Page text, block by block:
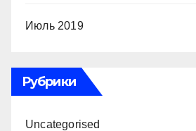
Июль 2019
Рубрики
Uncategorised